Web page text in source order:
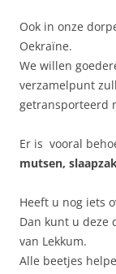
Ook in onze
Oekraïne.
We willen
verzamelpunt
getransporteerd
Er is vooral
mutsen,
Heeft u nog iets
Dan kunt u deze
van Lekkum.
Alle beetjes